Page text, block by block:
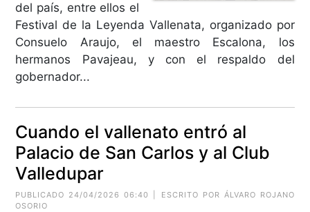
del país, entre ellos el
Festival de la Leyenda Vallenata, organizado por
Consuelo Araujo, el maestro Escalona, los
hermanos Pavajeau, y con el respaldo del
gobernador...
Cuando el vallenato entró al
Palacio de San Carlos y al Club
Valledupar
PUBLICADO 24/04/2026 06:40 | ESCRITO POR ÁLVARO ROJANO
OSORIO